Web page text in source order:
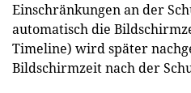
Einschränkungen an der
automatisch die
Timeline) wird später
Bildschirmzeit nach der